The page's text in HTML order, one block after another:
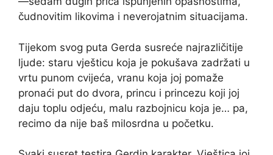
čudnovitim likovima i neverojatnim situacijama.
Tijekom svog puta Gerda susreće najrazličitije
ljude: staru vješticu koja je pokušava zadržati u
vrtu punom cvijeća, vranu koja joj pomaže
pronaći put do dvora, princu i princezu koji joj
daju toplu odjeću, malu razbojnicu koja je… pa,
recimo da nije baš milosrdna u početku.